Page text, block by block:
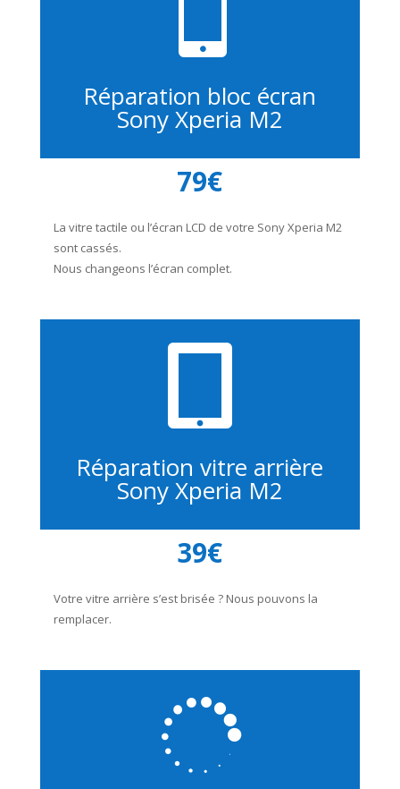
Réparation bloc écran
Sony Xperia M2
79€
La vitre tactile ou l’écran LCD de votre Sony Xperia M2
sont cassés.
Nous changeons l’écran complet.
Réparation vitre arrière
Sony Xperia M2
39€
Votre vitre arrière s’est brisée ? Nous pouvons la
remplacer.
